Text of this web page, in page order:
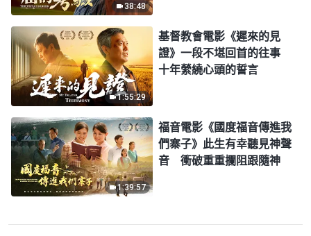
38:48
1:55:29
基督教會電影《遲來的見
證》一段不堪回首的往事
十年縈繞心頭的誓言
1:39:57
福音電影《國度福音傳進我
們寨子》此生有幸聽見神聲
音 衝破重重攔阻跟隨神